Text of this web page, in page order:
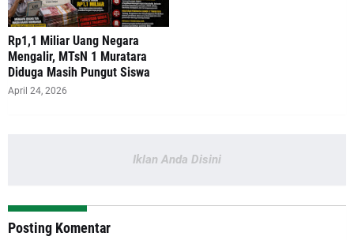
‎Rp1,1 Miliar Uang Negara
Mengalir, MTsN 1 Muratara
Diduga Masih Pungut Siswa
April 24, 2026
Iklan Anda Disini
Posting Komentar